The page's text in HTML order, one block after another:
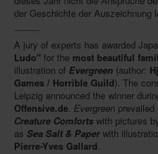
der Geschichte der Auszeichnung
A jury of experts has awarded
Ludo" for the most beautiful
illustration of Evergreen (author:
Games / Horrible Guild). The
Leipzig announced the winner
Offensive.de. Evergreen
Creature Comforts with pictures
as Sea Salt & Paper with
Pierre-Yves Gallard.